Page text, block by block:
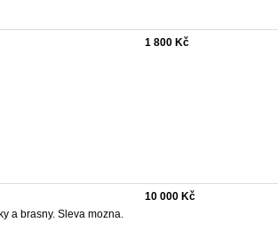
1 800 Kč
a brasny. Sleva mozna.
10 000 Kč